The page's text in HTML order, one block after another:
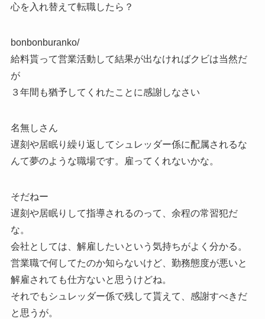
心を入れ替えて転職したら？
bonbonburanko/
給料貰って営業活動して結果が出なければクビは当然だ
が
３年間も猶予してくれたことに感謝しなさい
名無しさん
遅刻や居眠り繰り返してシュレッダー係に配属されるな
んて夢のような職場です。雇ってくれないかな。
そだねー
遅刻や居眠りして指導されるのって、余程の常習犯だ
な。
会社としては、解雇したいという気持ちがよく分かる。
営業職で何してたのか知らないけど、勤務態度が悪いと
解雇されても仕方ないと思うけどね。
それでもシュレッダー係で残して貰えて、感謝すべきだ
と思うが。